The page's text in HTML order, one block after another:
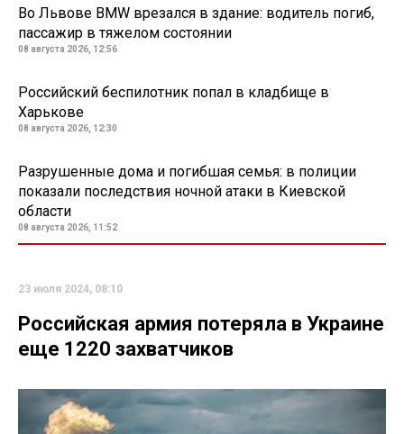
Во Львове BMW врезался в здание: водитель погиб,
пассажир в тяжелом состоянии
08 августа 2026, 12:56
Российский беспилотник попал в кладбище в
Харькове
08 августа 2026, 12:30
Разрушенные дома и погибшая семья: в полиции
показали последствия ночной атаки в Киевской
области
08 августа 2026, 11:52
23 июля 2024, 08:10
Российская армия потеряла в Украине
еще 1220 захватчиков